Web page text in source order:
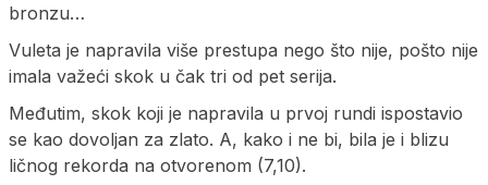
bronzu…
Vuleta je napravila više prestupa nego što nije, pošto nije
imala važeći skok u čak tri od pet serija.
Međutim, skok koji je napravila u prvoj rundi ispostavio
se kao dovoljan za zlato. A, kako i ne bi, bila je i blizu
ličnog rekorda na otvorenom (7,10).